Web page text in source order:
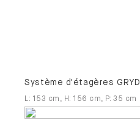
Système d'étagères GRYD
L : 153 cm H: 156 cm P:35 cm